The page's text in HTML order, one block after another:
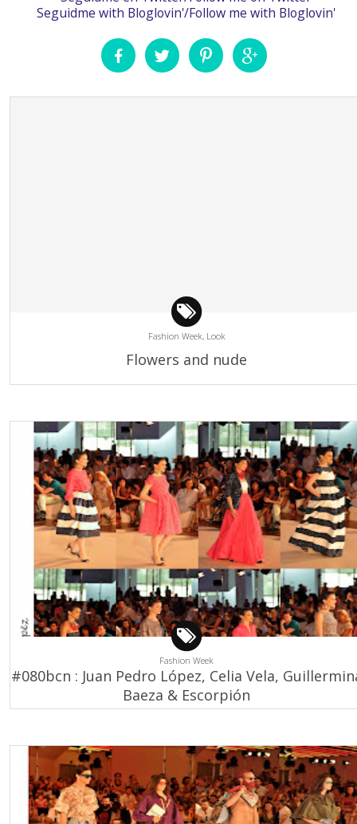
Seguidme with Bloglovin'/Follow me with Bloglovin'
Fashion Week, Look
Flowers and nude
Fashion Week
#080bcn : Juan Pedro López, Celia Vela,
Baeza & Escorpión